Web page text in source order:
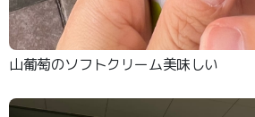
山葡萄のソフトクリーム美味しい